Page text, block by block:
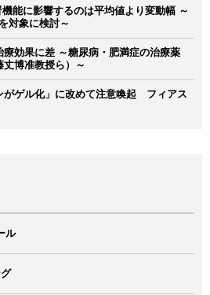
能に影響するのは平均値より変動幅 ～
対象に検討～
療効果に差 ～糖尿病・肥満症の治療薬
博准教授ら）～
がゲル化」に改めて注意喚起 フィアス
ル